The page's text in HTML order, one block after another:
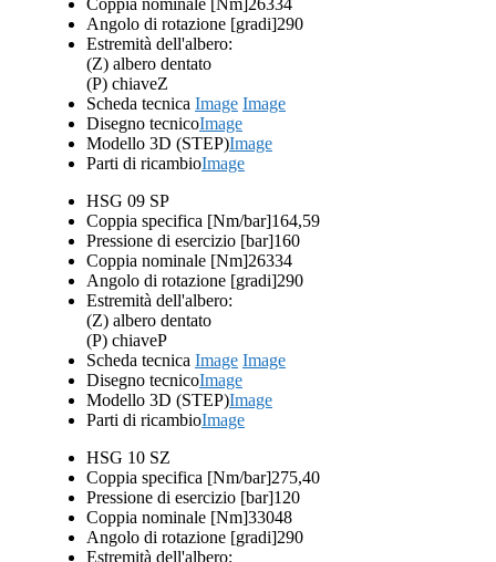
Coppia nominale [Nm] 26334
Angolo di rotazione [gradi]290
Estremità dell'albero:
(Z) albero dentato
(P) chiaveZ
Scheda tecnica Image Image
Disegno tecnicoImage
Modello 3D (STEP)Image
Parti di ricambioImage
HSG 09 SP
Coppia specifica [Nm/bar]164,59
Pressione di esercizio [bar]160
Coppia nominale [Nm]26334
Angolo di rotazione [gradi]290
Estremità dell'albero:
(Z) albero dentato
(P) chiaveP
Scheda tecnica Image Image
Disegno tecnicoImage
Modello 3D (STEP)Image
Parti di ricambioImage
HSG 10 SZ
Coppia specifica [Nm/bar]275,40
Pressione di esercizio [bar]120
Coppia nominale [Nm]33048
Angolo di rotazione [gradi]290
Estremità dell'albero: